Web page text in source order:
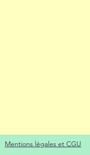
Mentions légales et CGU